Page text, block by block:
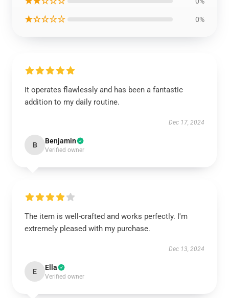
★☆☆☆☆ 0%
It operates flawlessly and has been a fantastic
addition to my daily routine.
Dec 17, 2024
B Benjamin
Verified owner
The item is well-crafted and works perfectly. I'm
extremely pleased with my purchase.
Dec 13, 2024
E Ella
Verified owner